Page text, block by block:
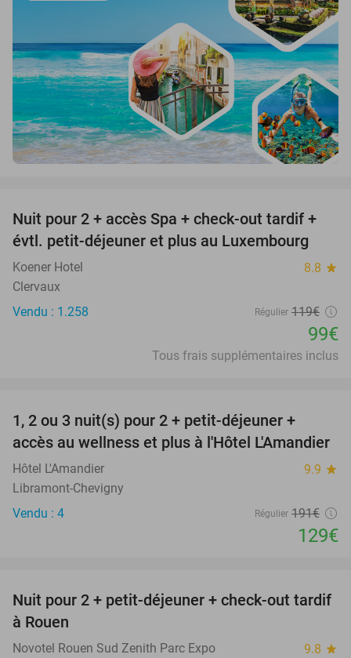
17%
Nuit pour 2 + accès Spa + check-out tardif +
évtl. petit-déjeuner et plus au Luxembourg
Koener Hotel 8.8 star
Clervaux
Vendu : 1.258
Régulier 119€
99€
Tous frais supplémentaires inclus
TODAY
1, 2 ou 3 nuit(s) pour 2 + petit-déjeuner +
accès au wellness et plus à l'Hôtel L'Amandier
Hôtel L'Amandier 9.9 star
Libramont-Chevigny
Vendu : 4
Régulier 191€
129€
37%
Nuit pour 2 + petit-déjeuner + check-out tardif
à Rouen
Novotel Rouen Sud Zenith Parc Expo 9.8 star